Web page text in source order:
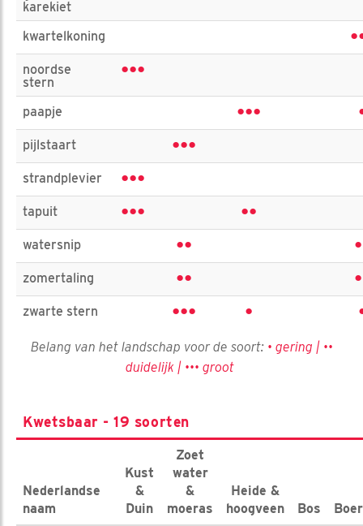
karekiet
kwartelkoning
noordse
stern
•••
paapje •••
pijlstaart •••
strandplevier •••
tapuit ••• ••
watersnip ••
zomertaling ••
zwarte stern ••• •
Belang van het landschap voor de soort: • gering | ••
duidelijk | ••• groot
Kwetsbaar - 19 soorten
Nederlandse
naam
Kust
&
Duin
Zoet
water
&
moeras
Heide &
hoogveen
Bos